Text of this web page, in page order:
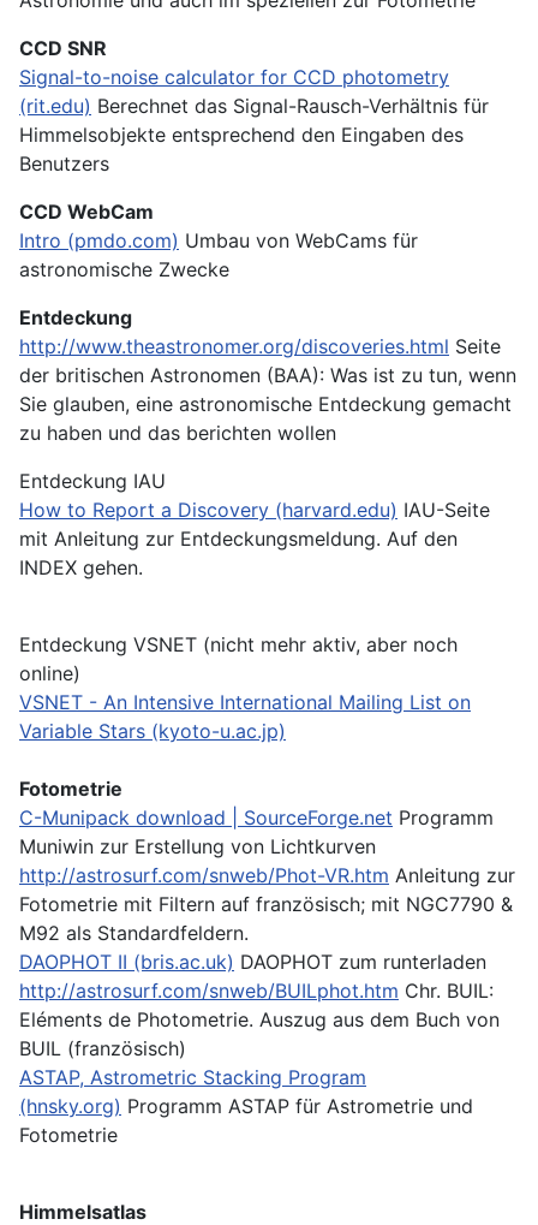
CCD SNR
Signal-to-noise calculator for CCD photometry
(rit.edu) Berechnet das Signal-Rausch-Verhältnis für
Himmelsobjekte entsprechend den Eingaben des
Benutzers
CCD WebCam
Intro (pmdo.com) Umbau von WebCams für
astronomische Zwecke
Entdeckung
http://www.theastronomer.org/discoveries.html Seite
der britischen Astronomen (BAA): Was ist zu tun, wenn
Sie glauben, eine astronomische Entdeckung gemacht
zu haben und das berichten wollen
Entdeckung IAU
How to Report a Discovery (harvard.edu) IAU-Seite
mit Anleitung zur Entdeckungsmeldung. Auf den
INDEX gehen.
Entdeckung VSNET (nicht mehr aktiv, aber noch
online)
VSNET - An Intensive International Mailing List on
Variable Stars (kyoto-u.ac.jp)
Fotometrie
C-Munipack download | SourceForge.net Programm
Muniwin zur Erstellung von Lichtkurven
http://astrosurf.com/snweb/Phot-VR.htm Anleitung zur
Fotometrie mit Filtern auf französisch; mit NGC7790 &
M92 als Standardfeldern.
DAOPHOT II (bris.ac.uk) DAOPHOT zum runterladen
http://astrosurf.com/snweb/BUILphot.htm Chr. BUIL:
Eléments de Photometrie. Auszug aus dem Buch von
BUIL (französisch)
ASTAP, Astrometric Stacking Program
(hnsky.org) Programm ASTAP für Astrometrie und
Fotometrie
Himmelsatlas